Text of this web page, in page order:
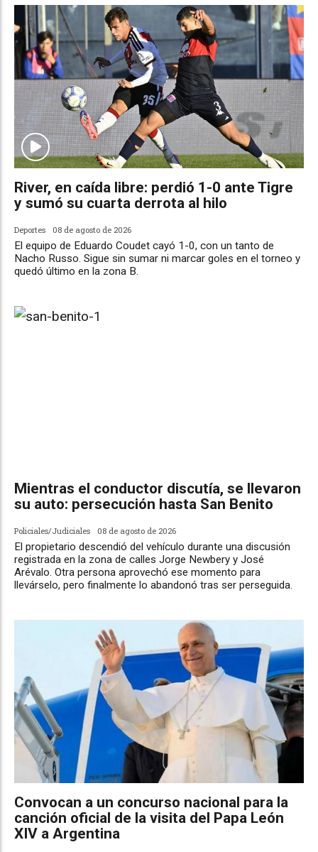
River, en caída libre: perdió 1-0 ante Tigre
y sumó su cuarta derrota al hilo
Deportes 08 de agosto de 2026
El equipo de Eduardo Coudet cayó 1-0, con un tanto de
Nacho Russo. Sigue sin sumar ni marcar goles en el torneo y
quedó último en la zona B.
Mientras el conductor discutía, se llevaron
su auto: persecución hasta San Benito
Policiales/Judiciales 08 de agosto de 2026
El propietario descendió del vehículo durante una discusión
registrada en la zona de calles Jorge Newbery y José
Arévalo. Otra persona aprovechó ese momento para
llevárselo, pero finalmente lo abandonó tras ser perseguida.
Convocan a un concurso nacional para la
canción oficial de la visita del Papa León
XIV a Argentina